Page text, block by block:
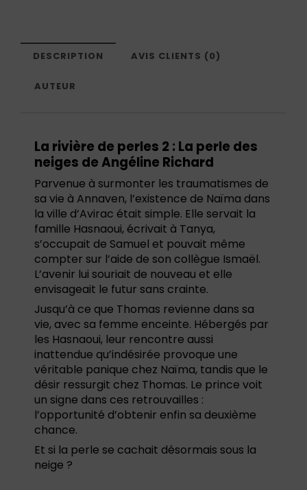
DESCRIPTION AVIS CLIENTS (0)
AUTEUR
La rivière de perles 2 : La perle des
neiges de Angéline Richard
Parvenue à surmonter les traumatismes de
sa vie à Annaven, l’existence de Naïma dans
la ville d’Avirac était simple. Elle servait la
famille Hasnaoui, écrivait à Tanya,
s’occupait de Samuel et pouvait même
compter sur l’aide de son collègue Ismaël.
L’avenir lui souriait de nouveau et elle
envisageait le futur sans crainte.
Jusqu’à ce que Thomas revienne dans sa
vie, avec sa femme enceinte. Hébergés par
les Hasnaoui, leur rencontre aussi
inattendue qu’indésirée provoque une
véritable panique chez Naïma, tandis que le
désir ressurgit chez Thomas. Le prince voit
un signe dans ces retrouvailles :
l’opportunité d’obtenir enfin sa deuxième
chance.
Et si la perle se cachait désormais sous la
neige ?